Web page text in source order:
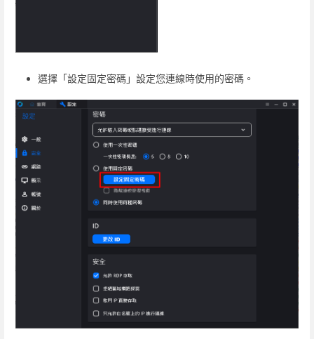
選擇「設定固定密碼」設定您連線時使用的密碼。